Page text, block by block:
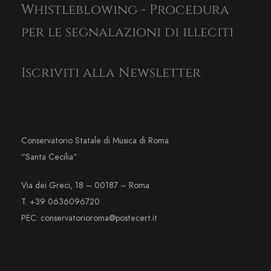
Whistleblowing - Procedura
per le segnalazioni di illeciti
Iscriviti alla Newsletter
Conservatorio Statale di Musica di Roma
“Santa Cecilia”
Via dei Greci, 18 – 00187 – Roma
T. +39 0636096720
PEC: conservatorioroma@postecert.it